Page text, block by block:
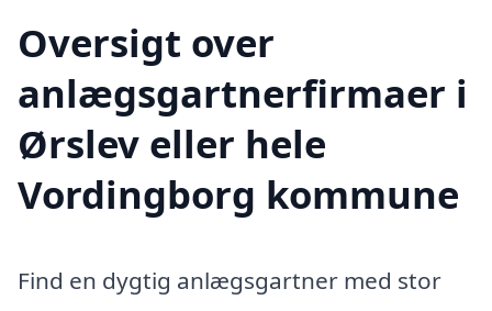
Oversigt over
anlægsgartnerfirmaer i
Ørslev eller hele
Vordingborg kommune
Find en dygtig anlægsgartner med stor